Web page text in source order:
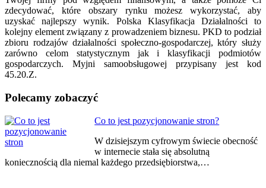
zdecydować, które obszary rynku możesz wykorzystać, aby
uzyskać najlepszy wynik. Polska Klasyfikacja Działalności to
kolejny element związany z prowadzeniem biznesu. PKD to podział
zbioru rodzajów działalności społeczno-gospodarczej, który służy
zarówno celom statystycznym jak i klasyfikacji podmiotów
gospodarczych. Myjni samoobsługowej przypisany jest kod
45.20.Z.
Polecamy zobaczyć
Co to jest pozycjonowanie stron?
W dzisiejszym cyfrowym świecie obecność
w internecie stała się absolutną
koniecznością dla niemal każdego przedsiębiorstwa,…
Nawigacja
wpisu